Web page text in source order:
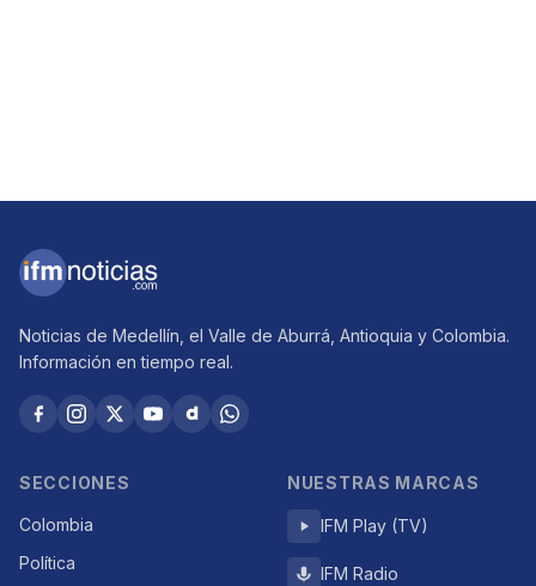
Noticias de Medellín, el Valle de Aburrá, Antioquia y Colombia.
Información en tiempo real.
SECCIONES
Colombia
Política
NUESTRAS MARCAS
IFM Play (TV)
IFM Radio